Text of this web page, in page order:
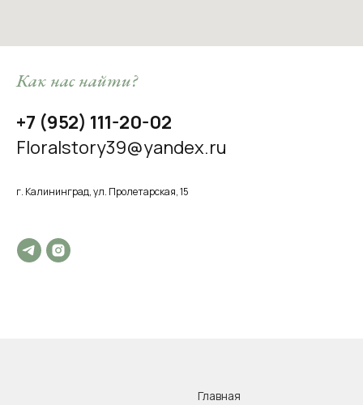
Как нас найти?
+7 (952) 111-20-02
Floralstory39@yandex.ru
г. Калининград, ул. Пролетарская, 15
Главная